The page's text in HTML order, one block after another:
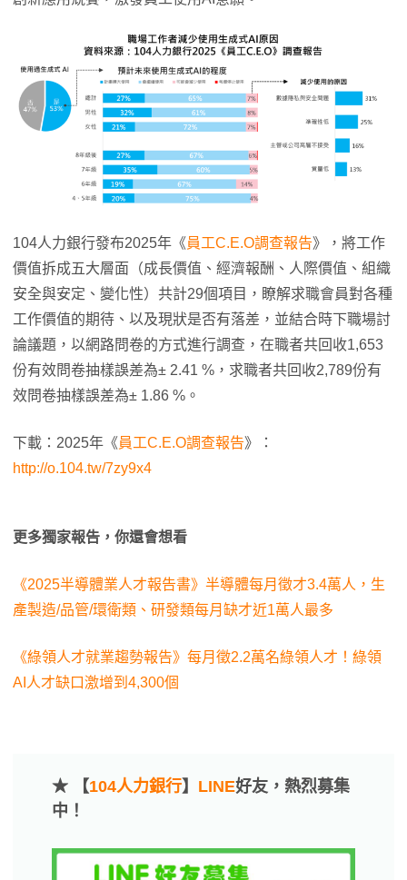
104人力銀行發布2025年《員工C.E.O調查報告》，將工作
價值拆成五大層面（成長價值、經濟報酬、人際價值、組織
安全與安定、變化性）共計29個項目，瞭解求職會員對各種
工作價值的期待、以及現狀是否有落差，並結合時下職場討
論議題，以網路問卷的方式進行調查，在職者共回收1,653
份有效問卷抽樣誤差為± 2.41 %，求職者共回收2,789份有
效問卷抽樣誤差為± 1.86 %。
下載：2025年《員工C.E.O調查報告》：
http://o.104.tw/7zy9x4
更多獨家報告，你還會想看
《2025半導體業人才報告書》半導體每月徵才3.4萬人，生
產製造/品管/環衛類、研發類每月缺才近1萬人最多
《綠領人才就業趨勢報告》每月徵2.2萬名綠領人才！綠領
AI人才缺口激增到4,300個
★ 【104人力銀行】 LINE好友，熱烈募集
中！